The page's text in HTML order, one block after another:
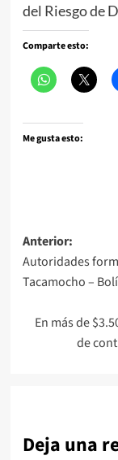
del Riesgo de
Comparte esto:
Me gusta esto:
de
entradas
Anterior:
Autoridades
Tacamocho –
En más de
de
Deja una